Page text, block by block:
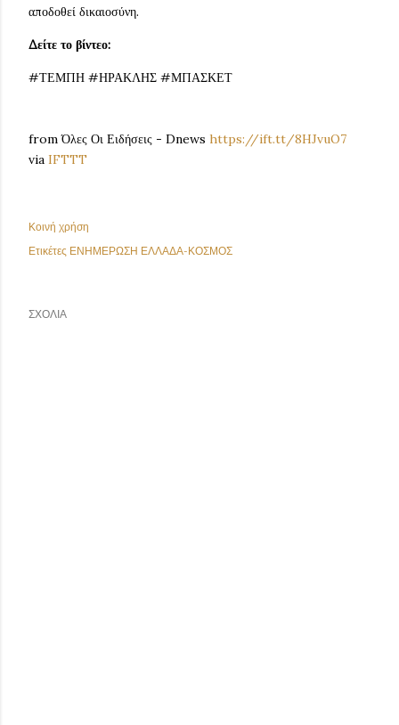
αποδοθεί δικαιοσύνη.
Δείτε το βίντεο:
#ΤΕΜΠΗ #ΗΡΑΚΛΗΣ #ΜΠΑΣΚΕΤ
from Όλες Οι Ειδήσεις - Dnews https://ift.tt/8HJvuO7
via IFTTT
Κοινή χρήση
Ετικέτες ΕΝΗΜΕΡΩΣΗ ΕΛΛΑΔΑ-ΚΟΣΜΟΣ
ΣΧΌΛΙΑ